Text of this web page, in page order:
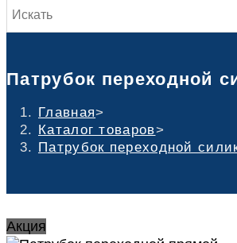
Патрубок переходной
Главная>
Каталог товаров>
Патрубок переходной
Акция